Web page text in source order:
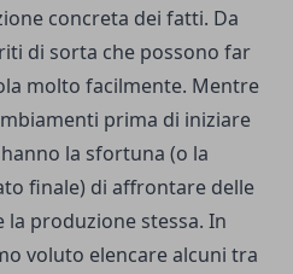
concreta dei fatti. Da
di sorta che possono far
molto facilmente. Mentre
prima di iniziare
la sfortuna (o la
finale) di affrontare delle
la produzione stessa. In
voluto elencare alcuni tra